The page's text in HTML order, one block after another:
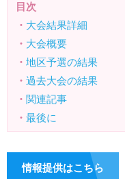
目次
・ 大会結果詳細
・ 大会概要
・ 地区予選の結果
・ 過去大会の結果
・ 関連記事
・ 最後に
情報提供はこちら